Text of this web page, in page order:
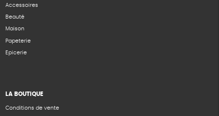
Accessoires
Beauté
Maison
Papeterie
Epicerie
LA BOUTIQUE
Conditions de vente